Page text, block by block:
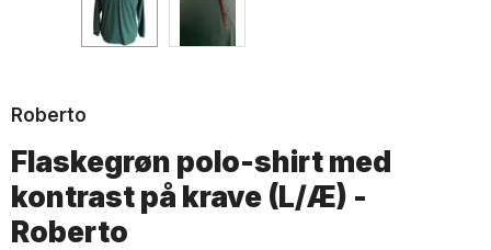
Roberto
Flaskegrøn polo-shirt med
kontrast på krave (L/Æ) -
Roberto